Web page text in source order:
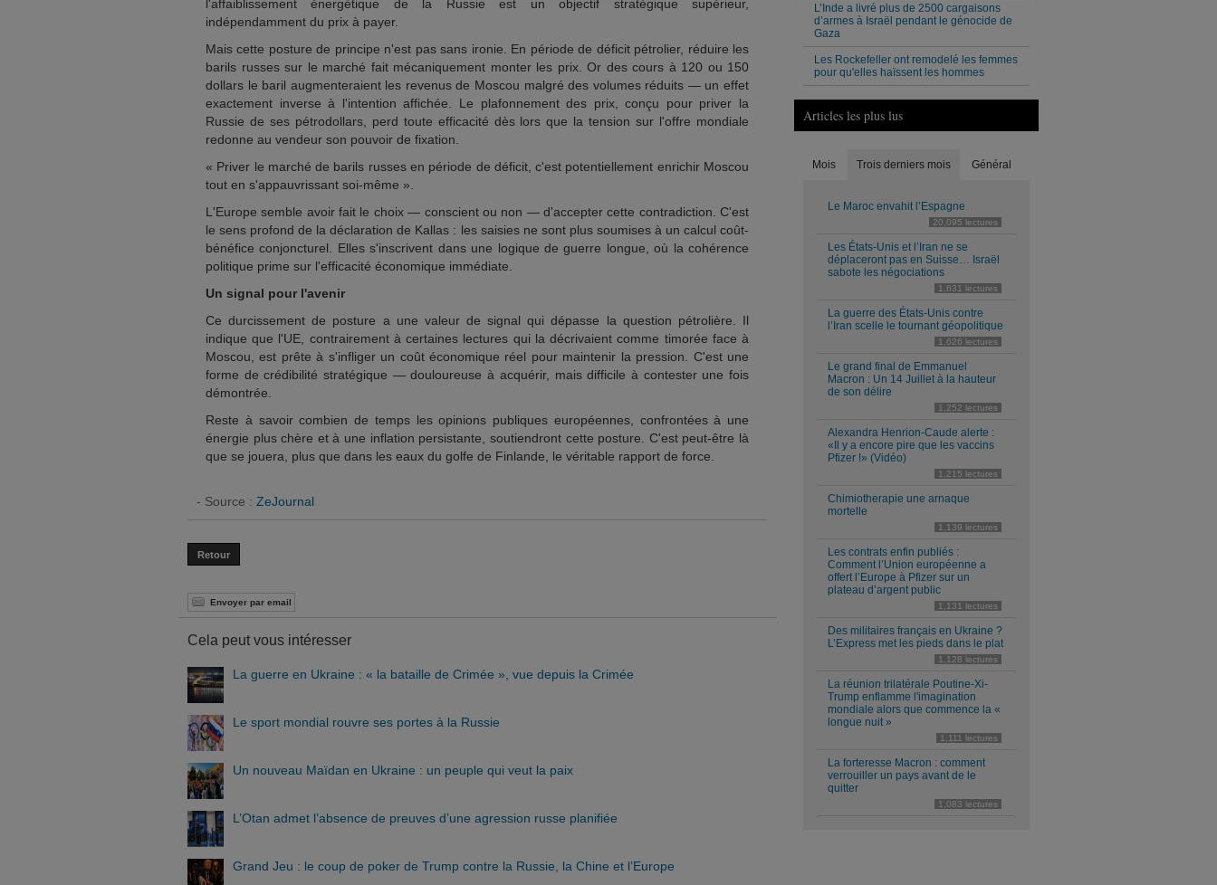
l'affaiblissement énergétique de la Russie est un objectif stratégique supérieur,
indépendamment du prix à payer.
Mais cette posture de principe n'est pas sans ironie. En période de déficit pétrolier, réduire les
barils russes sur le marché fait mécaniquement monter les prix. Or des cours à 120 ou 150
dollars le baril augmenteraient les revenus de Moscou malgré des volumes réduits — un effet
exactement inverse à l'intention affichée. Le plafonnement des prix, conçu pour priver la
Russie de ses pétrodollars, perd toute efficacité dès lors que la tension sur l'offre mondiale
redonne au vendeur son pouvoir de fixation.
« Priver le marché de barils russes en période de déficit, c'est potentiellement enrichir Moscou
tout en s'appauvrissant soi-même ».
L'Europe semble avoir fait le choix — conscient ou non — d'accepter cette contradiction. C'est
le sens profond de la déclaration de Kallas : les saisies ne sont plus soumises à un calcul coût-
bénéfice conjoncturel. Elles s'inscrivent dans une logique de guerre longue, où la cohérence
politique prime sur l'efficacité économique immédiate.
Un signal pour l'avenir
Ce durcissement de posture a une valeur de signal qui dépasse la question pétrolière. Il
indique que l'UE, contrairement à certaines lectures qui la décrivaient comme timorée face à
Moscou, est prête à s'infliger un coût économique réel pour maintenir la pression. C'est une
forme de crédibilité stratégique — douloureuse à acquérir, mais difficile à contester une fois
démontrée.
Reste à savoir combien de temps les opinions publiques européennes, confrontées à une
énergie plus chère et à une inflation persistante, soutiendront cette posture. C'est peut-être là
que se jouera, plus que dans les eaux du golfe de Finlande, le véritable rapport de force.
- Source : ZeJournal
Retour
Envoyer par email
Cela peut vous intéresser
La guerre en Ukraine : « la bataille de Crimée », vue depuis la Crimée
Le sport mondial rouvre ses portes à la Russie
Un nouveau Maïdan en Ukraine : un peuple qui veut la paix
L’Otan admet l’absence de preuves d’une agression russe planifiée
Grand Jeu : le coup de poker de Trump contre la Russie, la Chine et l’Europe
L’Inde a livré plus de 2500 cargaisons
d’armes à Israël pendant le génocide de
Gaza
Les Rockefeller ont remodelé les femmes
pour qu'elles haïssent les hommes
Articles les plus lus
Mois Trois derniers mois Général
Le Maroc envahit l’Espagne
20,095 lectures
Les États-Unis et l’Iran ne se
déplaceront pas en Suisse… Israël
sabote les négociations
1,631 lectures
La guerre des États-Unis contre
l’Iran scelle le tournant géopolitique
1,626 lectures
Le grand final de Emmanuel
Macron : Un 14 Juillet à la hauteur
de son délire
1,252 lectures
Alexandra Henrion-Caude alerte :
«Il y a encore pire que les vaccins
Pfizer !» (Vidéo)
1,215 lectures
Chimiotherapie une arnaque
mortelle
1,139 lectures
Les contrats enfin publiés :
Comment l’Union européenne a
offert l’Europe à Pfizer sur un
plateau d’argent public
1,131 lectures
Des militaires français en Ukraine ?
L’Express met les pieds dans le plat
1,128 lectures
La réunion trilatérale Poutine-Xi-
Trump enflamme l'imagination
mondiale alors que commence la «
longue nuit »
1,111 lectures
La forteresse Macron : comment
verrouiller un pays avant de le
quitter
1,083 lectures